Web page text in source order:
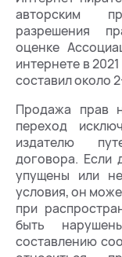
авторским
разрешения
оценке
интернете в
составил около
Продажа прав
переход
издателю
договора. Если
упущены или
условия, он
при
быть
составлению